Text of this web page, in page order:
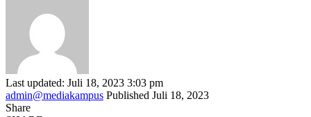
Last updated: Juli 18, 2023 3:03 pm
admin@mediakampus Published Juli 18, 2023
Share